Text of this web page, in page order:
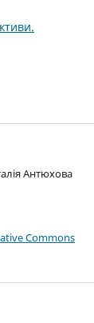
Антюхова
Commons